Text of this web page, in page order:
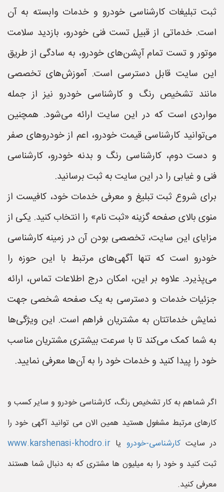
ثبت تبلیغات کارشناسی خودرو و خدمات وابسته به آن
است. خدماتی از قبیل تست فنی خودرو، بازدید سلامت
موتور و تست تمام آپشن‌های خودرو، به سادگی از طریق
این سایت قابل دسترسی است. آموزش‌های تخصصی
مانند تشخیص رنگ و کارشناسی خودرو نیز از جمله
مواردی است که در این سایت ارائه می‌شود. همچنین
می‌توانید کارشناسی قیمت خودرو، اعم از خودروهای صفر
و دست دوم، کارشناسی رنگ و بدنه خودرو، کارشناسی
فنی و غیابی را در این سایت به ثبت برسانید.
برای شروع ثبت تبلیغ و معرفی خدمات خود، کافیست از
منوی بالای صفحه گزینه «ثبت نام» را انتخاب کنید. یکی از
مزایای این سایت، تخصصی بودن آن در زمینه کارشناسی
خودرو است که تنها آگهی‌های مرتبط با این حوزه را
می‌پذیرد. علاوه بر این، امکان درج اطلاعات تماس، ارائه
جزئیات خدمات و دسترسی به یک صفحه شخصی جهت
نمایش خدماتتان به مشتریان فراهم است. این ویژگی‌ها
به شما کمک می‌کند تا با سرعت بیشتری مشتریان مناسب
خود را پیدا کنید و خدمات خود را به آن‌ها معرفی نمایید.
اگر شماهم به کار تشخیص رنگ، کارشناسی خودرو و سایر کسب و
کارهای مرتبط مشغول هستید همین الان می توانید آگهی خود را
در سایتکارشناسی-خودرو یا www.karshenasi-khodro.ir
ثبت کنید و خود را به میلیون ها مشتری که به دنبال شما هستند
معرفی کنید.